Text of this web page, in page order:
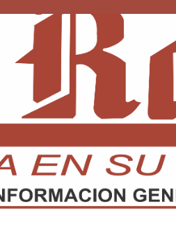
CDMX EDOMEX